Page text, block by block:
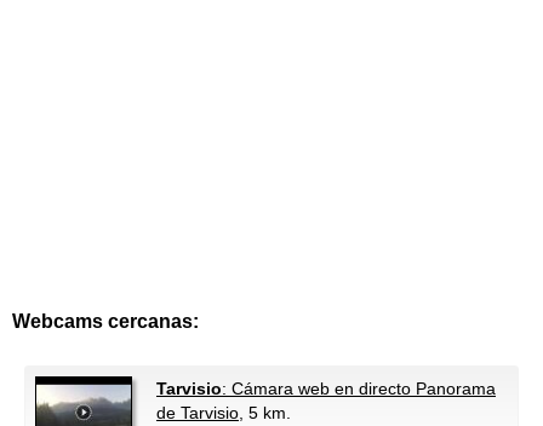
Webcams cercanas:
Tarvisio: Cámara web en directo Panorama
de Tarvisio , 5 km.